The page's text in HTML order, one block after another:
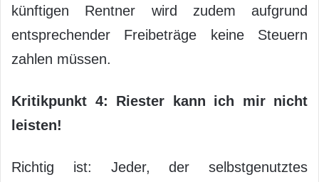
künftigen Rentner wird zudem aufgrund
entsprechender Freibeträge keine Steuern
zahlen müssen.
Kritikpunkt 4: Riester kann ich mir nicht
leisten!
Richtig ist: Jeder, der selbstgenutztes